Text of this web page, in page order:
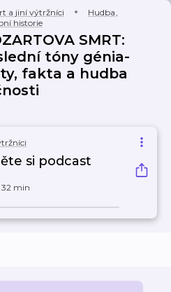
a jiní výtržníci Hudba,
historie
SMRT:
tóny génia-
fakta a hudba
si podcast
32 min